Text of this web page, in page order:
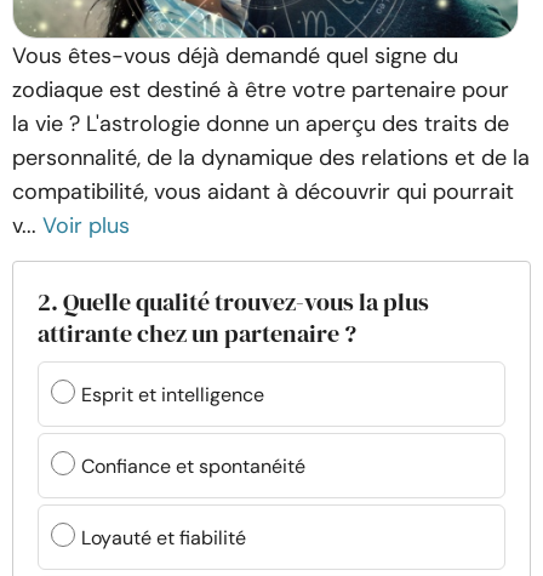
Vous êtes-vous déjà demandé quel signe du
zodiaque est destiné à être votre partenaire pour
la vie ? L'astrologie donne un aperçu des traits de
personnalité, de la dynamique des relations et de la
compatibilité, vous aidant à découvrir qui pourrait
v... Voir plus
2. Quelle qualité trouvez-vous la plus
attirante chez un partenaire ?
Esprit et intelligence
Confiance et spontanéité
Loyauté et fiabilité